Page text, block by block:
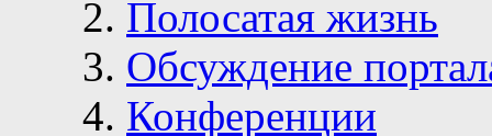
Полосатая жизнь
Обсуждение
Конференции